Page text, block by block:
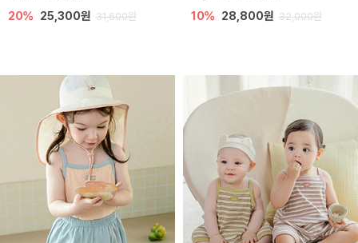
20% 25,300원 31,600원 10% 28,800원 32,000원